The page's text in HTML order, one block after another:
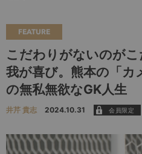
FEATURE
こだわりがないのが
我が喜び。熊本の「カ
の無私無欲なGK人生
井芹 貴志 2024.10.31